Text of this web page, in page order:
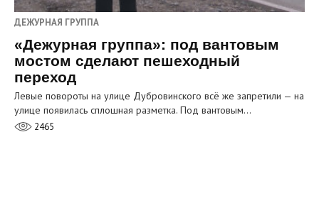
ДЕЖУРНАЯ ГРУППА
«Дежурная группа»: под вантовым
мостом сделают пешеходный
переход
Левые повороты на улице Дубровинского всё же запретили — на
улице появилась сплошная разметка. Под вантовым…
2465